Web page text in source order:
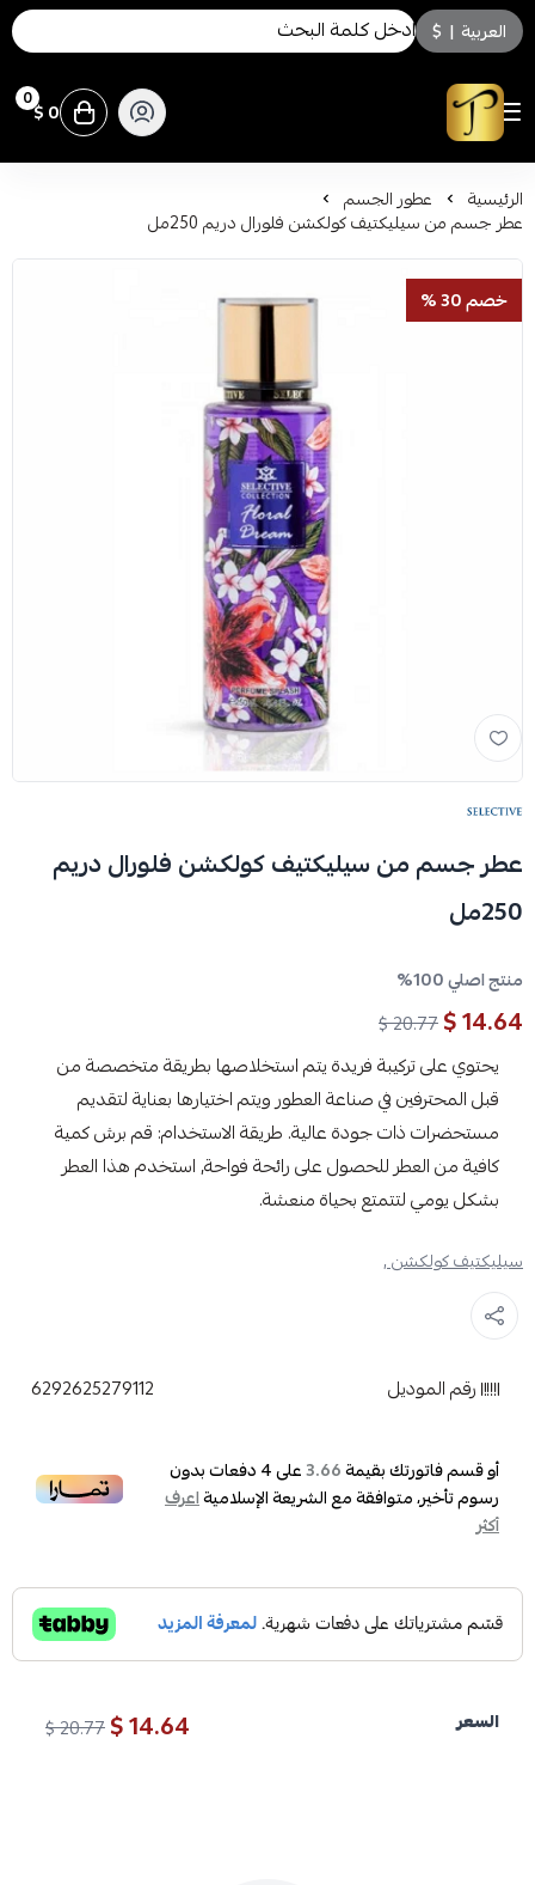
العربية |
$
توسكاني للعطور
0 0 $
الرئيسية عطور الجسم
عطر جسم من سيليكتيف كولكشن فلورال دريم 250مل
خصم 30 %
عطر جسم من سيليكتيف كولكشن فلورال دريم
250مل
منتج اصلي 100%
14.64 $
20.77 $
يحتوي على تركيبة فريدة يتم استخلاصها بطريقة متخصصة من
قبل المحترفين في صناعة العطور ويتم اختيارها بعناية لتقديم
مستحضرات ذات جودة عالية. طريقة الاستخدام: قم برش كمية
كافية من العطر للحصول على رائحة فواحة, استخدم هذا العطر
بشكل يومي لتتمتع بحياة منعشة.
سيليكتيف كولكشن ,
رقم الموديل 6292625279112
أو قسم فاتورتك بقيمة3.66على4دفعات بدون
رسوم تأخير، متوافقة مع الشريعة الإسلاميةاعرف
أكثر
السعر 14.64 $
20.77 $